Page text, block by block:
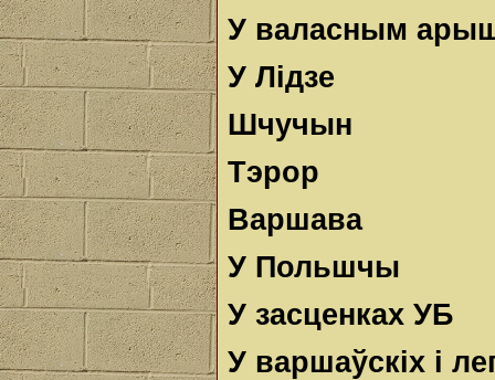
У валасным
У Лідзе
Шчучын
Тэрор
Варшава
У Польшчы
У засценках УБ
У варшаўскіх i